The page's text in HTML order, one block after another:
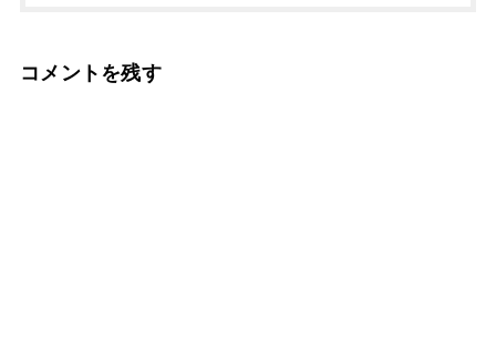
コメントを残す